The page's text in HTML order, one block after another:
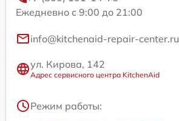
Ежедневно с 9:00 до 21:00
info@kitchenaid-repair-center.ru
ул. Кирова, 142
Адрес сервисного центра KitchenAid
Режим работы: